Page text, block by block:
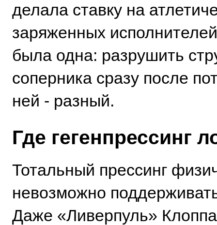
делала ставку на
заряженных
была одна: разрушить
соперника сразу после
ней - разный.
Где гегенпрессинг
Тотальный прессинг
невозможно
Даже «Ливерпуль»